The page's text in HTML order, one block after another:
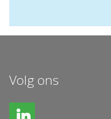
Volg ons